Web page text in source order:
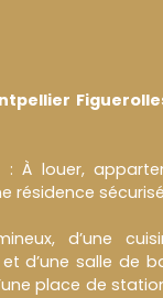
: À louer,
résidence
d’une
d’une salle de
place de